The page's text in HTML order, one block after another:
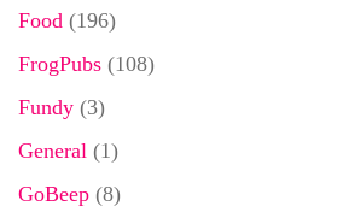
Food (196)
FrogPubs (108)
Fundy (3)
General (1)
GoBeep (8)